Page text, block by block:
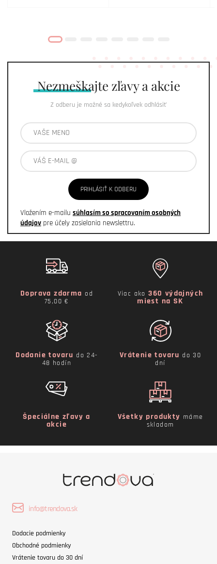
Nezmeškajte zľavy a akcie
Z odberu je možné sa kedykoľvek odhlásiť
PRIHLÁSIŤ K ODBERU
Vložením e-mailu súhlasím so spracovaním osobných
údajov pre účely zasielania newslettru.
Doprava zdarma od
75,00 €
Viac ako360 výdajných
miest na SK
Dodanie tovaru do 24-
48 hodín
Vrátenie tovaru do 30
dní
Špeciálne zľavy a
akcie
Všetky produkty máme
skladom
info@trendova.sk
Dodacie podmienky
Obchodné podmienky
Vrátenie tovaru do 30 dní